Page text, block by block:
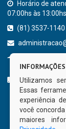
Horário de
07:00hs às
(81) 3537-1140
CURTA
Utilizamos
Essas
experiência
você
maiores